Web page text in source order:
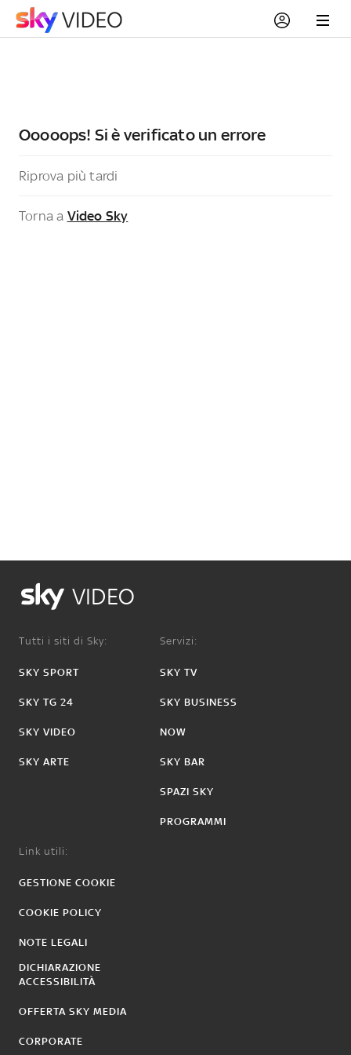
Ooooops! Si è verificato un errore
Riprova più tardi
Torna a Video Sky
VIDEO
Tutti i siti di Sky:
SKY SPORT
SKY TG 24
SKY VIDEO
SKY ARTE
Servizi:
SKY TV
SKY BUSINESS
NOW
SKY BAR
SPAZI SKY
PROGRAMMI
Link utili:
GESTIONE COOKIE
COOKIE POLICY
NOTE LEGALI
DICHIARAZIONE
ACCESSIBILITÀ
OFFERTA SKY MEDIA
CORPORATE